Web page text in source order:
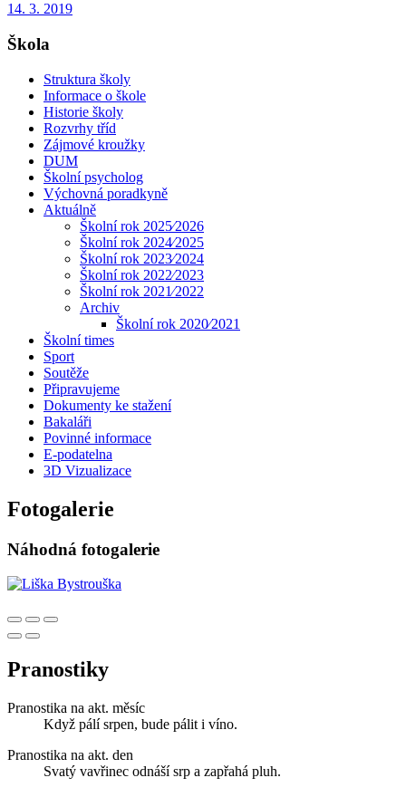
14. 3. 2019
Škola
Struktura školy
Informace o škole
Historie školy
Rozvrhy tříd
Zájmové kroužky
DUM
Školní psycholog
Výchovná poradkyně
Aktuálně
Školní rok 2025⁄2026
Školní rok 2024⁄2025
Školní rok 2023⁄2024
Školní rok 2022⁄2023
Školní rok 2021⁄2022
Archiv
Školní rok 2020⁄2021
Školní times
Sport
Soutěže
Připravujeme
Dokumenty ke stažení
Bakaláři
Povinné informace
E-podatelna
3D Vizualizace
Fotogalerie
Náhodná fotogalerie
Pranostiky
Pranostika na akt. měsíc
Když pálí srpen, bude pálit i víno.
Pranostika na akt. den
Svatý vavřinec odnáší srp a zapřahá pluh.